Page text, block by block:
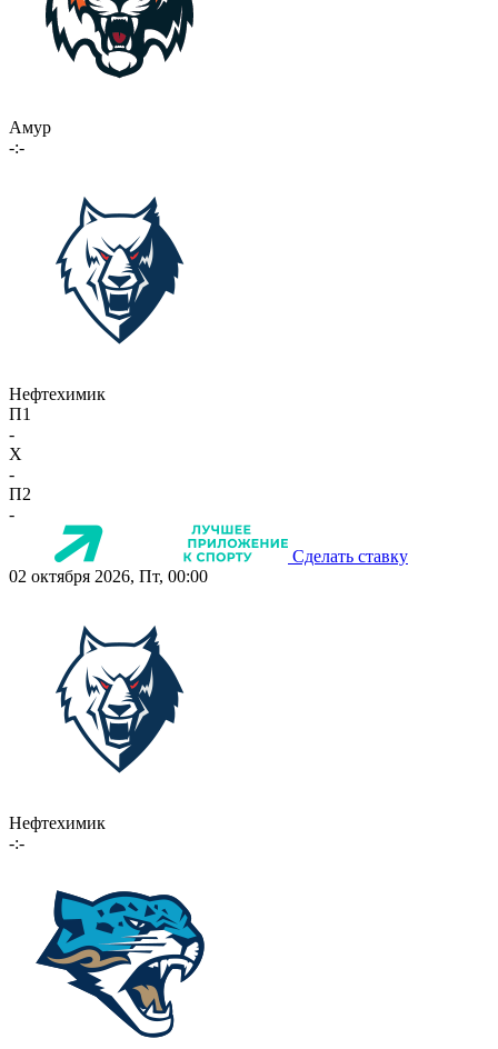
Амур
-:-
Нефтехимик
П1
-
X
-
П2
-
Сделать ставку
02 октября 2026, Пт, 00:00
Нефтехимик
-:-